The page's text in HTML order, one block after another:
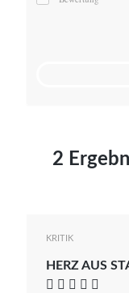
Mato von
2
KRITIK
HERZ AUS
    